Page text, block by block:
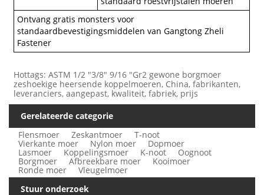
Ontvang gratis monsters voor
standaardbevestigingsmiddelen van Gangtong Zheli
Fastener
Hottags: ASTM 1/2 "3/8" 9/16 "Gr2 gewone borgmoer
zeshoekige heersende koppelmoeren, China, fabrikanten,
leveranciers, aangepast, kwaliteit, fabriek, prijs
Gerelateerde categorie
Flensmoer
Zeskantmoer T-noot
Vierkante moer Nylon moer Dopmoer
Lasmoer Koppelingsmoer K-noot Oognoot
Borgmoer Afbreekbare moer Kooimoer
Ronde moer
Vleugelmoer
Stuur onderzoek